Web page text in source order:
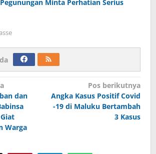
Minta Perhatian Serius
dan
Warga
Pos berikutnya
Angka Kasus Positif Covid
-19 di Maluku Bertambah
3 Kasus